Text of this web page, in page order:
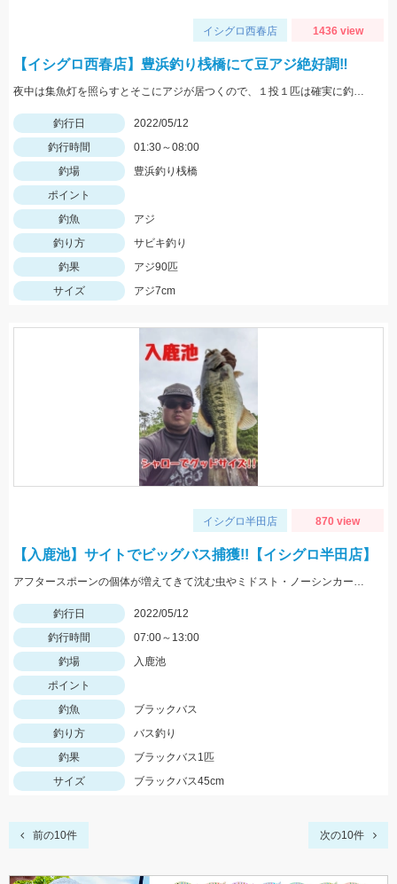
イシグロ西春店 1436 view
【イシグロ西春店】豊浜釣り桟橋にて豆アジ絶好調‼
夜中は集魚灯を照らすとそこにアジが居つくので、１投１匹は確実に釣れますよ♪
釣行日
2022/05/12
釣行時間
01:30～08:00
釣場
豊浜釣り桟橋
ポイント
釣魚
アジ
釣り方
サビキ釣り
釣果
アジ90匹
サイズ
アジ7cm
イシグロ半田店 870 view
【入鹿池】サイトでビッグバス捕獲!!【イシグロ半田店】
アフタースポーンの個体が増えてきて沈む虫やミドスト・ノーシンカーに好反応!! 1.3ｇジグヘッドのスーパーホバリングフィッシュミドストで釣れました!!
釣行日
2022/05/12
釣行時間
07:00～13:00
釣場
入鹿池
ポイント
釣魚
ブラックバス
釣り方
バス釣り
釣果
ブラックバス1匹
サイズ
ブラックバス45cm
前の10件 次の10件